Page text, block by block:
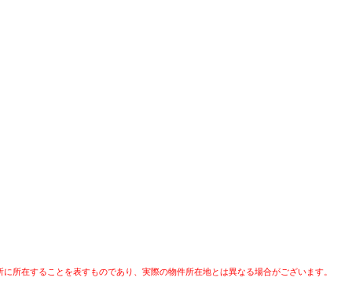
所在することを表すものであり、実際の物件所在地とは異なる場合がございます。